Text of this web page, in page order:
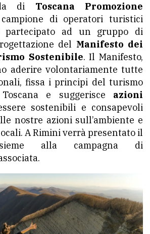
di Toscana Promozione
di operatori turistici
partecipato ad un gruppo di
del Manifesto dei
Sostenibile. Il Manifesto,
aderire volontariamente tutte
fissa i principi del turismo
e suggerisce azioni
sostenibili e consapevoli
nostre azioni sull’ambiente e
A Rimini verrà presentato il
alla campagna di